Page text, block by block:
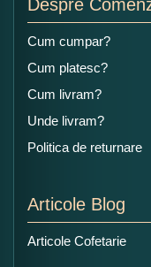
Ce nota
Copiati alaturi
Despre
Cum cumpar?
Cum platesc?
Cum livram?
Unde livram?
Politica de returnare
Articole Blog
Articole Cofetarie